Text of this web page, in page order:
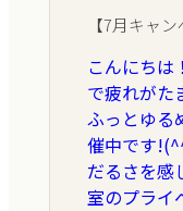
【7月キャ
こんにちは
で疲れがた
ふっとゆる
催中です
だるさを感
室のプラ